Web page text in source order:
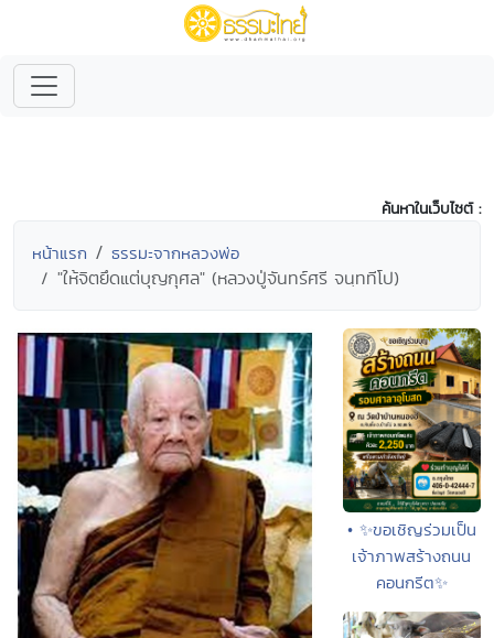
ค้นหาในเว็บไซต์ :
หน้าแรก ธรรมะจากหลวงพ่อ
"ให้จิตยึดแต่บุญกุศล" (หลวงปู่จันทร์ศรี จนฺททีโป)
• ✨ขอเชิญร่วมเป็น
เจ้าภาพสร้างถนน
คอนกรีต✨